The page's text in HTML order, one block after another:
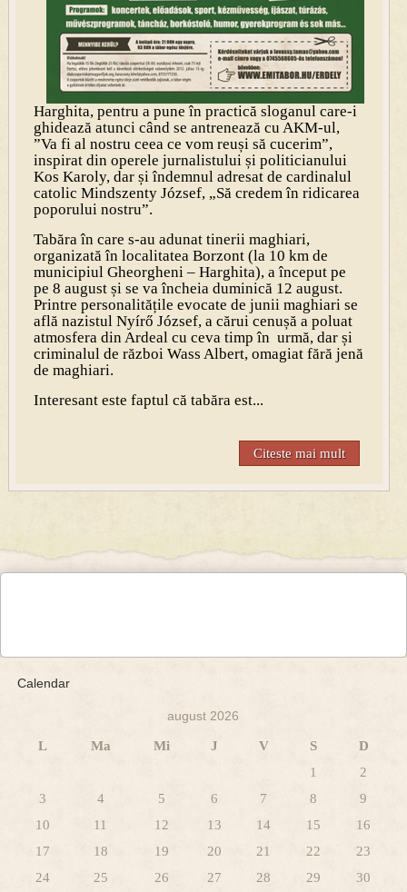
Harghita, pentru a pune în practică sloganul care-i
ghidează atunci când se antrenează cu AKM-ul,
”Va fi al nostru ceea ce vom reuși să cucerim”,
inspirat din operele jurnalistului și politicianului
Kos Karoly, dar și îndemnul adresat de cardinalul
catolic Mindszenty József, „Să credem în ridicarea
poporului nostru”.
Tabăra în care s-au adunat tinerii maghiari,
organizată în localitatea Borzont (la 10 km de
municipiul Gheorgheni – Harghita), a început pe
pe 8 august și se va încheia duminică 12 august.
Printre personalitățile evocate de junii maghiari se
află nazistul Nyírő József, a cărui cenușă a poluat
atmosfera din Ardeal cu ceva timp în urmă, dar și
criminalul de război Wass Albert, omagiat fără jenă
de maghiari.
Interesant este faptul că tabăra est...
Citeste mai mult
Calendar
august 2026
L Ma Mi J V S
D
1
2
3
4 5 6 7 8
9
10
11 12 13 14 15
16
17
18 19 20 21 22
23
24
25 26 27 28 29
30